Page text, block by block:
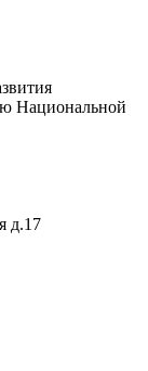
Национальной
д.17